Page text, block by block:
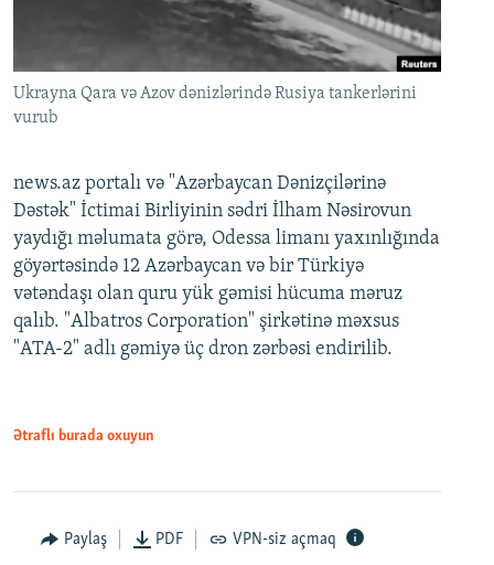
Ukrayna Qara və Azov dənizlərində Rusiya tankerlərini
vurub
news.az portalı və "Azərbaycan Dənizçilərinə
Dəstək" İctimai Birliyinin sədri İlham Nəsirovun
yaydığı məlumata görə, Odessa limanı yaxınlığında
göyərtəsində 12 Azərbaycan və bir Türkiyə
vətəndaşı olan quru yük gəmisi hücuma məruz
qalıb. "Albatros Corporation" şirkətinə məxsus
"ATA-2" adlı gəmiyə üç dron zərbəsi endirilib.
Ətraflı burada oxuyun
Paylaş PDF VPN-siz açmaq